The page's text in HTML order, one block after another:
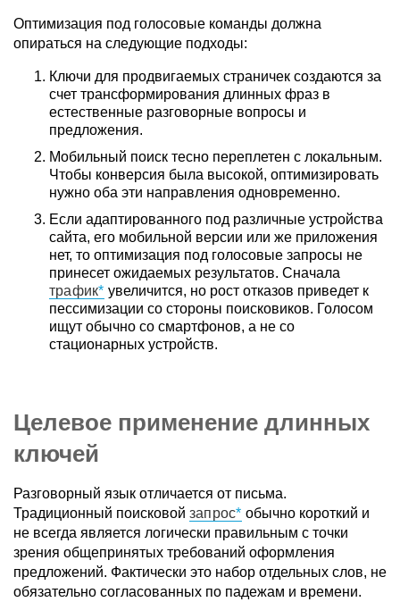
Оптимизация под голосовые команды должна
опираться на следующие подходы:
Ключи для продвигаемых страничек создаются за
счет трансформирования длинных фраз в
естественные разговорные вопросы и
предложения.
Мобильный поиск тесно переплетен с локальным.
Чтобы конверсия была высокой, оптимизировать
нужно оба эти направления одновременно.
Если адаптированного под различные устройства
сайта, его мобильной версии или же приложения
нет, то оптимизация под голосовые запросы не
принесет ожидаемых результатов. Сначала
трафик
увеличится, но рост отказов приведет к
пессимизации со стороны поисковиков. Голосом
ищут обычно со смартфонов, а не со
стационарных устройств.
Целевое применение длинных
ключей
Разговорный язык отличается от письма.
Традиционный поисковой запрос
обычно короткий и
не всегда является логически правильным с точки
зрения общепринятых требований оформления
предложений. Фактически это набор отдельных слов, не
обязательно согласованных по падежам и времени.